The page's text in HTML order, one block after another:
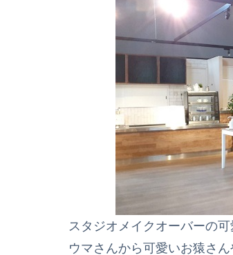
スタジオメイクオーバーの
ウマさんから可愛いお猿さん